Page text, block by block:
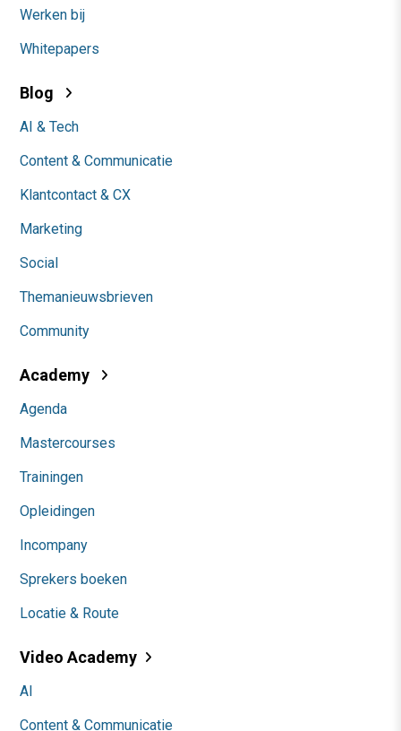
Werken bij
Whitepapers
Blog
AI & Tech
Content & Communicatie
Klantcontact & CX
Marketing
Social
Themanieuwsbrieven
Community
Academy
Agenda
Mastercourses
Trainingen
Opleidingen
Incompany
Sprekers boeken
Locatie & Route
Video Academy
AI
Content & Communicatie